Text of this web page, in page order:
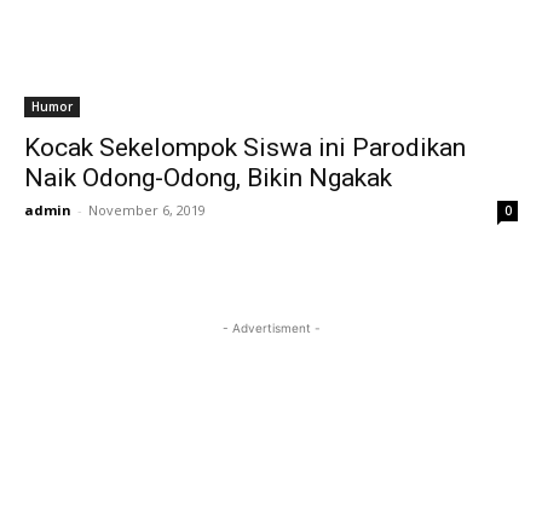
Humor
Kocak Sekelompok Siswa ini Parodikan
Naik Odong-Odong, Bikin Ngakak
admin - November 6, 2019 0
- Advertisment -